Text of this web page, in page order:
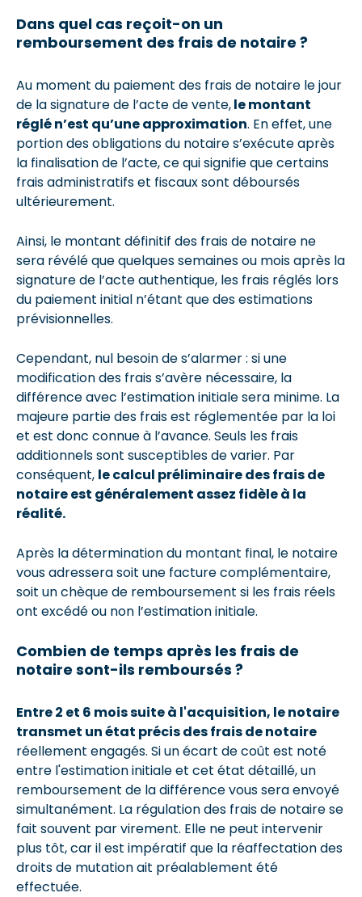
Dans quel cas reçoit-on un
remboursement des frais de notaire ?
Au moment du paiement des frais de notaire le jour
de la signature de l’acte de vente,le montant
réglé n’est qu’une approximation. En effet, une
portion des obligations du notaire s’exécute après
la finalisation de l’acte, ce qui signifie que certains
frais administratifs et fiscaux sont déboursés
ultérieurement.
Ainsi, le montant définitif des frais de notaire ne
sera révélé que quelques semaines ou mois après la
signature de l’acte authentique, les frais réglés lors
du paiement initial n’étant que des estimations
prévisionnelles.
Cependant, nul besoin de s’alarmer : si une
modification des frais s’avère nécessaire, la
différence avec l’estimation initiale sera minime. La
majeure partie des frais est réglementée par la loi
et est donc connue à l’avance. Seuls les frais
additionnels sont susceptibles de varier. Par
conséquent, le calcul préliminaire des frais de
notaire est généralement assez fidèle à la
réalité.
Après la détermination du montant final, le notaire
vous adressera soit une facture complémentaire,
soit un chèque de remboursement si les frais réels
ont excédé ou non l’estimation initiale.
Combien de temps après les frais de
notaire sont-ils remboursés ?
Entre 2 et 6 mois suite à l'acquisition, le notaire
transmet un état précis des frais de notaire
réellement engagés. Si un écart de coût est noté
entre l'estimation initiale et cet état détaillé, un
remboursement de la différence vous sera envoyé
simultanément. La régulation des frais de notaire se
fait souvent par virement. Elle ne peut intervenir
plus tôt, car il est impératif que la réaffectation des
droits de mutation ait préalablement été
effectuée.